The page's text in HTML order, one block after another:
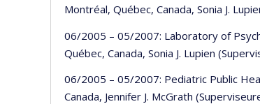
Montréal, Québec, Canada, Sonia J.
06/2005 – 05/2007: Laboratory of
Québec, Canada, Sonia J. Lupien
06/2005 – 05/2007: Pediatric Public
Canada, Jennifer J. McGrath